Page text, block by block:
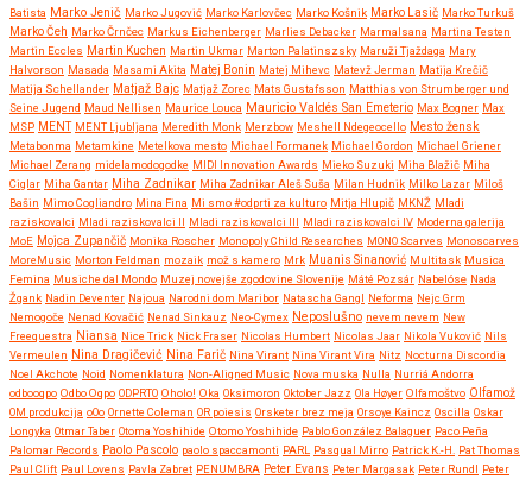
Batista Marko Jenič Marko Jugović Marko Karlovčec Marko Košnik Marko Lasič Marko Turkuš
Marko Čeh Marko Črnčec Markus Eichenberger Marlies Debacker Marmalsana Martina Testen
Martin Eccles Martin Kuchen Martin Ukmar Marton Palatinszsky Maruži Tjaždaga Mary
Halvorson Masada Masami Akita Matej Bonin Matej Mihevc Matevž Jerman Matija Krečič
Matija Schellander Matjaž Bajc Matjaž Zorec Mats Gustafsson Matthias von Strumberger und
Seine Jugend Maud Nellisen Maurice Louca Mauricio Valdés San Emeterio Max Bogner Max
MSP MENT MENT Ljubljana Meredith Monk Merzbow Meshell Ndegeocello Mesto žensk
Metabonma Metamkine Metelkova mesto Michael Formanek Michael Gordon Michael Griener
Michael Zerang midelamodogodke MIDI Innovation Awards Mieko Suzuki Miha Blažič Miha
Ciglar Miha Gantar Miha Zadnikar Miha Zadnikar Aleš Suša Milan Hudnik Milko Lazar Miloš
Bašin Mimo Cogliandro Mina Fina Mi smo #odprti za kulturo Mitja Hlupič MKNŽ Mladi
raziskovalci Mladi raziskovalci II Mladi raziskovalci III Mladi raziskovalci IV Moderna galerija
MoE Mojca Zupančič Monika Roscher Monopoly Child Researches MONO Scarves Monoscarves
MoreMusic Morton Feldman mozaik mož s kamero Mrk Muanis Sinanović Multitask Musica
Femina Musiche dal Mondo Muzej novejše zgodovine Slovenije Máté Pozsár Nabelóse Nada
Žgank Nadin Deventer Najoua Narodni dom Maribor Natascha Gangl Neforma Nejc Grm
Nemogoče Nenad Kovačić Nenad Sinkauz Neo-Cymex Neposlušno nevem nevem New
Freequestra Niansa Nice Trick Nick Fraser Nicolas Humbert Nicolas Jaar Nikola Vuković Nils
Vermeulen Nina Dragičević Nina Farič Nina Virant Nina Virant Vira Nitz Nocturna Discordia
Noel Akchote Noid Nomenklatura Non-Aligned Music Nova muska Nulla Nurriá Andorra
odbooqpo Odbo Oqpo ODPRTO Oholo! Oka Oksimoron Oktober Jazz Ola Høyer Olfamoštvo Olfamož
OM produkcija oOo Ornette Coleman OR poiesis Orsketer brez meja Orsoye Kaincz Oscilla Oskar
Longyka Otmar Taber Otoma Yoshihide Otomo Yoshihide Pablo González Balaguer Paco Peña
Palomar Records Paolo Pascolo paolo spaccamonti PARL Pasqual Mirro Patrick K.-H.
Pat Thomas
Paul Clift Paul Lovens Pavla Zabret PENUMBRA Peter Evans Peter Margasak Peter Rundl Peter